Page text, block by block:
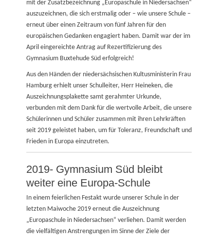
mit der Zusatzbezeichnung „Europaschule in Niedersachsen“
auszuzeichnen, die sich erstmalig oder – wie unsere Schule –
erneut über einen Zeitraum von fünf Jahren für den
europäischen Gedanken engagiert haben. Damit war der im
April eingereichte Antrag auf Rezertifizierung des
Gymnasium Buxtehude Süd erfolgreich!
Aus den Händen der niedersächsischen Kultusministerin Frau
Hamburg erhielt unser Schulleiter, Herr Heineken, die
Auszeichnungsplakette samt gerahmter Urkunde,
verbunden mit dem Dank für die wertvolle Arbeit, die unsere
Schülerinnen und Schüler zusammen mit ihren Lehrkräften
seit 2019 geleistet haben, um für Toleranz, Freundschaft und
Frieden in Europa einzutreten.
2019- Gymnasium Süd bleibt
weiter eine Europa-Schule
In einem feierlichen Festakt wurde unserer Schule in der
letzten Maiwoche 2019 erneut die Auszeichnung
„Europaschule in Niedersachsen“ verliehen. Damit werden
die vielfältigen Anstrengungen im Sinne der Ziele der